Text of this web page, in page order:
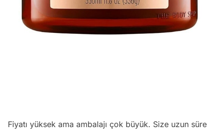
Fiyatı yüksek ama ambalajı çok büyük. Size uzun süre